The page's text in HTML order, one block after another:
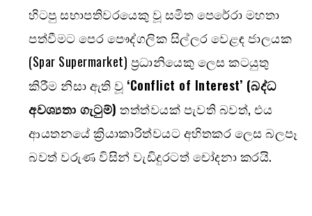
හිටපු සභාපතිවරයෙකු වූ සමිත පෙරේරා මහතා
පත්වීමට පෙර පෞද්ගලික සිල්ලර වෙළඳ ජාලයක
(Spar Supermarket) ප්‍රධානියෙකු ලෙස කටයුතු
කිරීම නිසා ඇති වූ ‘Conflict of Interest’ (බද්ධ
අවශ්‍යතා ගැටුම්) තත්ත්වයක් පැවති බවත්, එය
ආයතනයේ ක්‍රියාකාරිත්වයට අහිතකර ලෙස බලපෑ
බවත් වරුණ විසින් වැඩිදුරටත් චෝදනා කරයි.